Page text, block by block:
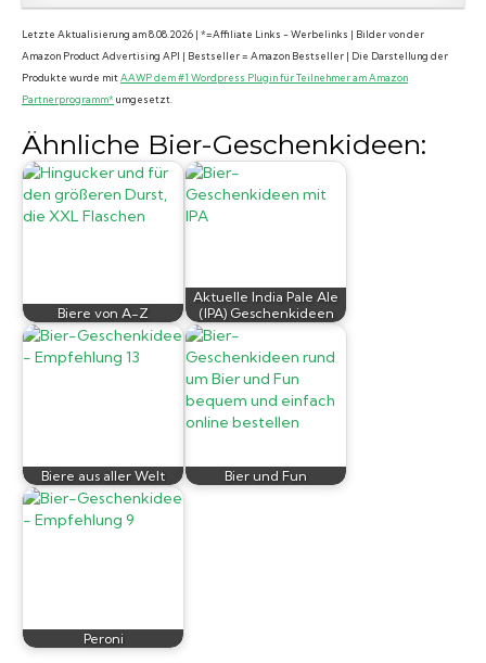
Letzte Aktualisierung am 8.08.2026 | *=Affiliate Links - Werbelinks | Bilder von der
Amazon Product Advertising API | Bestseller = Amazon Bestseller | Die Darstellung der
Produkte wurde mitAAWP dem #1 Wordpress Plugin für Teilnehmer am Amazon
Partnerprogramm* umgesetzt.
Ähnliche Bier-Geschenkideen:
Biere von A-Z
Aktuelle India Pale Ale
(IPA) Geschenkideen
Biere aus aller Welt Bier und Fun
Peroni